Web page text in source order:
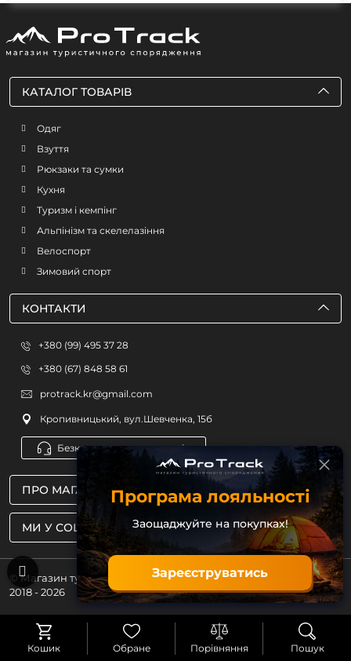
Кошик Обране Порівняння Пошук
МИ У СОЦМЕРЕЖАХ
ПРО МАГАЗИН
КАТАЛОГ ТОВАРІВ
Одяг
Взуття
Рюкзаки та сумки
Кухня
Туризм і кемпінг
Альпінізм та скелелазіння
Велоспорт
Зимовий спорт
КОНТАКТИ
+380 (99) 495 37 28
+380 (67) 848 58 61
protrack.kr@gmail.com
Кропивницький, вул.Шевченка, 15б
Безкоштовна консультація
© Магазин туристичного спорядження ProTrack
2018 - 2026
Програма лояльності
Заощаджуйте на покупках!
Зареєструватись